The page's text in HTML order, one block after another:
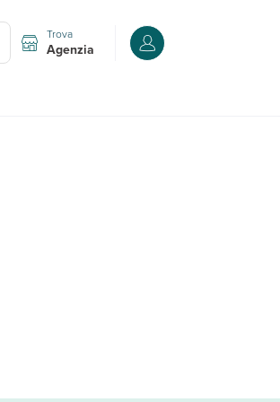
Trova
Agenzia Accedi o registrati